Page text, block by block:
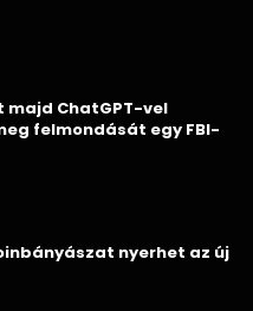
ChatGPT-vel
felmondását egy FBI-
nyerhet az új